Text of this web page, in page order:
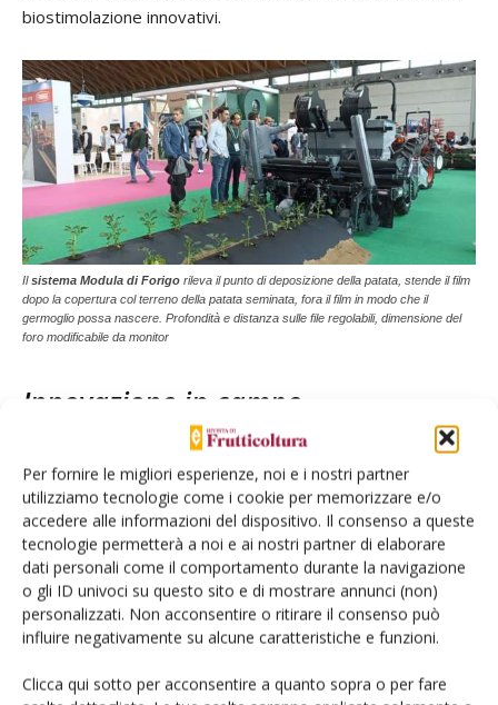
Per fornire le migliori esperienze, noi e i nostri partner
utilizziamo tecnologie come i cookie per memorizzare e/o
accedere alle informazioni del dispositivo. Il consenso a queste
tecnologie permetterà a noi e ai nostri partner di elaborare
dati personali come il comportamento durante la navigazione
o gli ID univoci su questo sito e di mostrare annunci (non)
personalizzati. Non acconsentire o ritirare il consenso può
influire negativamente su alcune caratteristiche e funzioni.
Clicca qui sotto per acconsentire a quanto sopra o per fare
biostimolazione innovativi.
Ilsistema Modula di Forigo rileva il punto di deposizione della patata, stende il film
dopo la copertura col terreno della patata seminata, fora il film in modo che il
germoglio possa nascere. Profondità e distanza sulle file regolabili, dimensione del
foro modificabile da monitor
Innovazione in campo
L’innovazione si poteva toccare con mano nelle due aree
dinamiche. Nella parte frutticola sono stati allestiti impianti
di pero e ciliegio, conpiante dei vivai Mazzoni allevate a
due assi del tipo Bibaumche consente di ottenere
frutteti a parete sottile con un aumento
dell’intercettazione della luce, bassi costi di gestione per
una riduzione degli interventi di allevamento,
raccolta e migliori rese e qualità dei frutti. Nel medesimo